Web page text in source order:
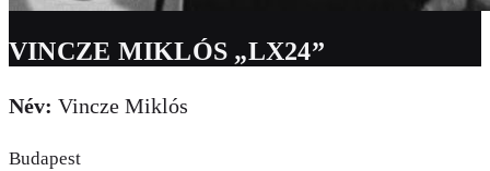
VINCZE MIKLÓS „LX24”
Név: Vincze Miklós
Budapest